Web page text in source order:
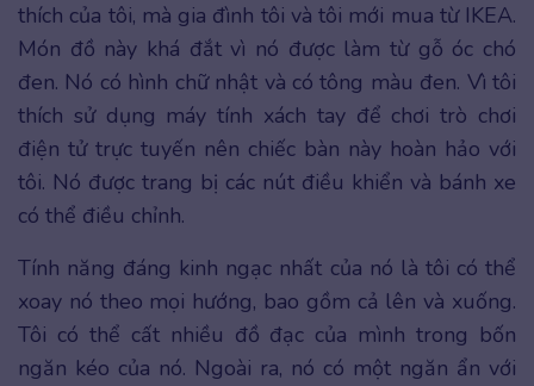
thích của tôi, mà gia đình tôi và tôi mới mua từ IKEA.
Món đồ này khá đắt vì nó được làm từ gỗ óc chó
đen. Nó có hình chữ nhật và có tông màu đen. Vì tôi
thích sử dụng máy tính xách tay để chơi trò chơi
điện tử trực tuyến nên chiếc bàn này hoàn hảo với
tôi. Nó được trang bị các nút điều khiển và bánh xe
có thể điều chỉnh.
Tính năng đáng kinh ngạc nhất của nó là tôi có thể
xoay nó theo mọi hướng, bao gồm cả lên và xuống.
Tôi có thể cất nhiều đồ đạc của mình trong bốn
ngăn kéo của nó. Ngoài ra, nó có một ngăn ẩn với